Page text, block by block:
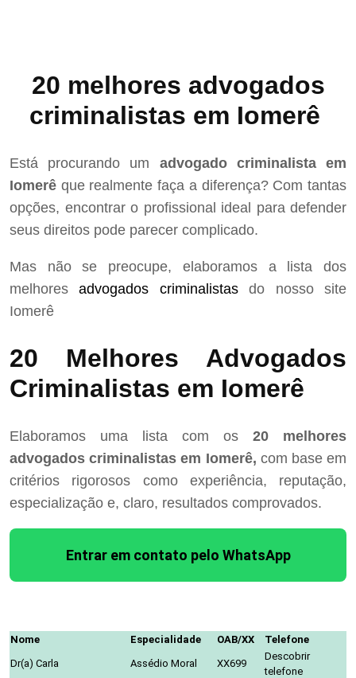
20 melhores advogados
criminalistas em Iomerê
Está procurando um advogado criminalista em
Iomerê que realmente faça a diferença? Com tantas
opções, encontrar o profissional ideal para defender
seus direitos pode parecer complicado.
Mas não se preocupe, elaboramos a lista dos
melhoresadvogados criminalistasdo nosso site
Iomerê
20 Melhores Advogados
Criminalistas em Iomerê
Elaboramos uma lista com os 20 melhores
advogados criminalistas em Iomerê, com base em
critérios rigorosos como experiência, reputação,
especialização e, claro, resultados comprovados.
Entrar em contato pelo WhatsApp
Nome Especialidade OAB/XX
Telefone
Dr(a) Carla
Assédio Moral XX699
Descobrir
telefone